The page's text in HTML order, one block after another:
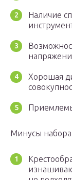
Наличие
Хорошая
Минусы набора